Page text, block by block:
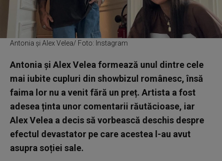
Antonia și Alex Velea/ Foto: Instagram
Antonia și Alex Velea formează unul dintre cele
mai iubite cupluri din showbizul românesc, însă
faima lor nu a venit fără un preț. Artista a fost
adesea ținta unor comentarii răutăcioase, iar
Alex Velea a decis să vorbească deschis despre
efectul devastator pe care acestea l-au avut
asupra soției sale.